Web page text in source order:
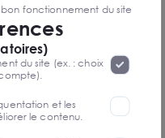
réalisation
fonctionnement du site
vous pouvez consulter
à caractère
sur notre site internet, il
Vous avez la
réglages ne seront
utilisez actuellement
du site (ex. : choix
et les
le contenu.